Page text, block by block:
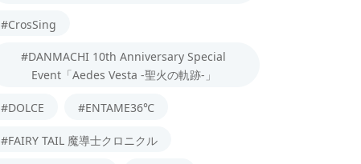
#CrosSing
#DANMACHI 10th Anniversary Special
Event「Aedes Vesta -聖火の軌跡-」
#DOLCE #ENTAME36℃
#FAIRY TAIL 魔導士クロニクル